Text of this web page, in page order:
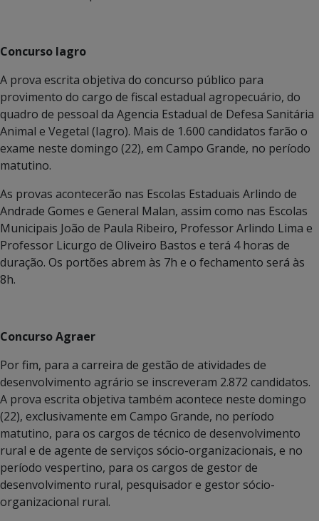
Concurso Iagro
A prova escrita objetiva do concurso público para
provimento do cargo de fiscal estadual agropecuário, do
quadro de pessoal da Agencia Estadual de Defesa Sanitária
Animal e Vegetal (Iagro). Mais de 1.600 candidatos farão o
exame neste domingo (22), em Campo Grande, no período
matutino.
As provas acontecerão nas Escolas Estaduais Arlindo de
Andrade Gomes e General Malan, assim como nas Escolas
Municipais João de Paula Ribeiro, Professor Arlindo Lima e
Professor Licurgo de Oliveiro Bastos e terá 4 horas de
duração. Os portões abrem às 7h e o fechamento será às
8h.
Concurso Agraer
Por fim, para a carreira de gestão de atividades de
desenvolvimento agrário se inscreveram 2.872 candidatos.
A prova escrita objetiva também acontece neste domingo
(22), exclusivamente em Campo Grande, no período
matutino, para os cargos de técnico de desenvolvimento
rural e de agente de serviços sócio-organizacionais, e no
período vespertino, para os cargos de gestor de
desenvolvimento rural, pesquisador e gestor sócio-
organizacional rural.